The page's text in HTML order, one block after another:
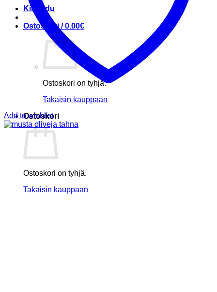
Kirjaudu
Ostoskori /0.00€
Ostoskori on tyhjä.
Takaisin kauppaan
Ostoskori
Ostoskori on tyhjä.
Takaisin kauppaan
Add to wishlist